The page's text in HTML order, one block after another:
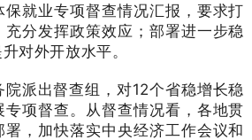
就业专项督查情况汇报，要求打
分发挥政策效应；部署进一步稳
对外开放水平。
派出督查组，对12个省稳增长稳
项督查。从督查情况看，各地贯
，加快落实中央经济工作会议和